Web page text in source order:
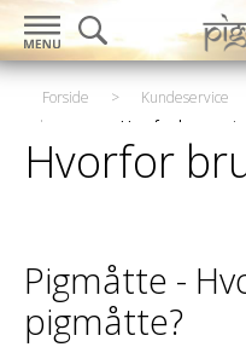
Forside > Kundeservice
velvære
Hvorfor bruge
Hvorfor
Pigmåtte -
pigmåtte?